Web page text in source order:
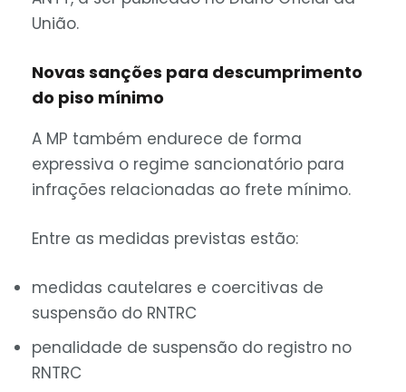
União.
Novas sanções para descumprimento
do piso mínimo
A MP também endurece de forma
expressiva o regime sancionatório para
infrações relacionadas ao frete mínimo.
Entre as medidas previstas estão:
medidas cautelares e coercitivas de
suspensão do RNTRC
penalidade de suspensão do registro no
RNTRC